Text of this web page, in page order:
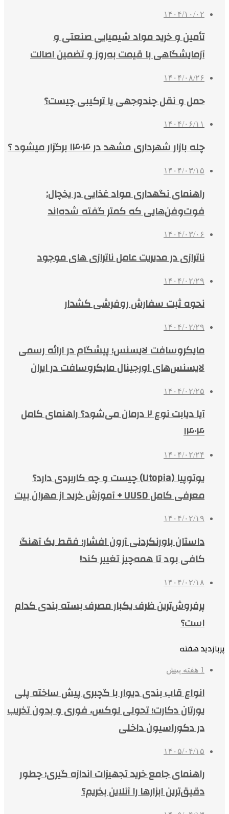
۱۴۰۴/۱۰/۰۲
تأمین و خرید مواد شیمیایی صنعتی و
آزمایشگاهی با قیمت به‌روز و تضمین اصالت
۱۴۰۴/۰۸/۲۶
حمل و نقل چندوجهی یا ترکیبی چیست؟
۱۴۰۴/۰۶/۱۱
چله بازار شهرداری مشهد در ۱۴۰۴ برگزار میشود ؟
۱۴۰۴/۰۳/۱۵
راهنمای نگهداری مواد غذایی در یخچال:
فوت‌وفن‌هایی که کمتر گفته شده‌اند
۱۴۰۴/۰۳/۰۶
ناترازی در مدیریت عامل ناترازی های موجود
۱۴۰۴/۰۲/۲۹
نحوه ثبت سفارش روفرشی کشدار
۱۴۰۴/۰۲/۲۹
مایکروسافت لایسنس؛ پیشگام در ارائه رسمی
لایسنس‌های اورجینال مایکروسافت در ایران
۱۴۰۴/۰۲/۲۵
آیا دیابت نوع ۲ درمان می‌شود؟ راهنمای کامل
۱۴۰۴
۱۴۰۴/۰۲/۲۴
یوتوپیا (Utopia) چیست و چه کاربردی دارد؟
معرفی کامل UUSD + آموزش خرید از مهران بیت
۱۴۰۴/۰۲/۱۹
داستان باورنکردنی آرون افشار؛ فقط یک آهنگ
کافی بود تا همه‌چیز تغییر کند!
۱۴۰۴/۰۲/۱۸
پرفروش‌ترین ظرف یکبار مصرف بسته بندی کدام
است؟
پربازدید هفته
1 هفته پیش
انواع قاب بندی دیوار با گچبری پیش ساخته پلی
یورتان دکارت؛ تحولی لوکس، فوری و بدون تخریب
در دکوراسیون داخلی
۱۴۰۵/۰۴/۱۵
راهنمای جامع خرید تجهیزات اندازه گیری؛ چطور
دقیق‌ترین ابزارها را آنلاین بخریم؟